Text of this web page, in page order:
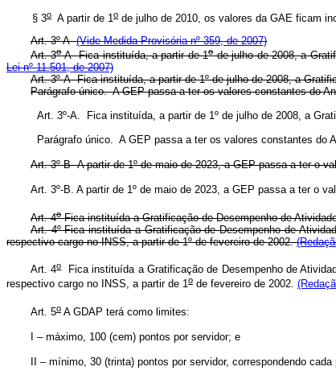
§ 3o A partir de 1o de julho de 2010, os valores da GAE ficam
Art. 3º A(Vide Medida Provisória nº 359, de 2007)
Art. 3o-A Fica instituída, a partir de 1ode julho de 2008, a
Lei nº 11.501, de 2007)
Art. 3º-A Fica instituída, a partir de 1º de julho de 2008, a
Parágrafo único. A GEP passa a ter os valores constantes do
Art. 3º-A. Fica instituída, a partir de 1º de julho de 2008, a
Parágrafo único. A GEP passa a ter os valores constantes do
Art. 3º-BA partir de 1º de maio de 2023, a GEP passa a ter o
Art. 3º-B. A partir de 1º de maio de 2023, a GEP passa a ter o
Art. 4oFica instituída a Gratificação de Desempenho de
Art. 4º Fica instituída a Gratificação de Desempenho de
respectivo cargo no INSS, a partir de 1º de fevereiro de 2002.
Art. 4oFica instituída a Gratificação de Desempenho de
respectivo cargo no INSS, a partir de 1o de fevereiro de 2002.
Art. 5o A GDAP terá como limites:
I – máximo, 100 (cem) pontos por servidor; e
II – mínimo, 30 (trinta) pontos por servidor, correspondendo